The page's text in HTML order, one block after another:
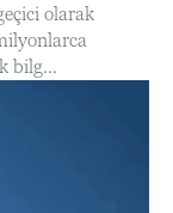
olarak
bilg...